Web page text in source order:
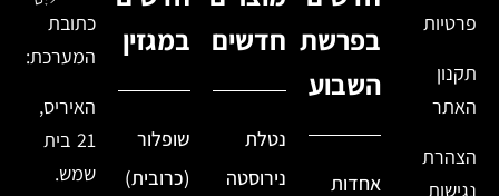
פרטיות
תקנון
האתר
הצהרת
נגישות
בפרשת
השבוע
אחדות
חדשים
נטלת
נירוסטה
במגזין
שופלור
(כרובית)
כתובת
המערכת:
האיריס,
21 בית
שמש.